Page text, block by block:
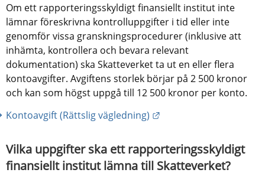
Om ett rapporteringsskyldigt finansiellt institut inte
lämnar föreskrivna kontrolluppgifter i tid eller inte
genomför vissa granskningsprocedurer (inklusive att
inhämta, kontrollera och bevara relevant
dokumentation) ska Skatteverket ta ut en eller flera
kontoavgifter. Avgiftens storlek börjar på 2 500 kronor
och kan som högst uppgå till 12 500 kronor per konto.
Kontoavgift (Rättslig vägledning)
Vilka uppgifter ska ett rapporteringsskyldigt
finansiellt institut lämna till Skatteverket?